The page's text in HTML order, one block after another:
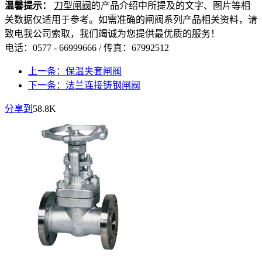
温馨提示： 刀型闸阀 的产品介绍中所提及的文字、图片等相
关数据仅适用于参考。如需准确的闸阀系列产品相关资料，请
致电我公司索取，我们竭诚为您提供最优质的服务！
电话：0577 - 66999666 / 传真：67992512
上一条：保温夹套闸阀
下一条：法兰连接铸钢闸阀
分享到 58.8K